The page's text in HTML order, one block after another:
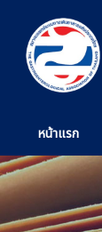
หน้าแรก